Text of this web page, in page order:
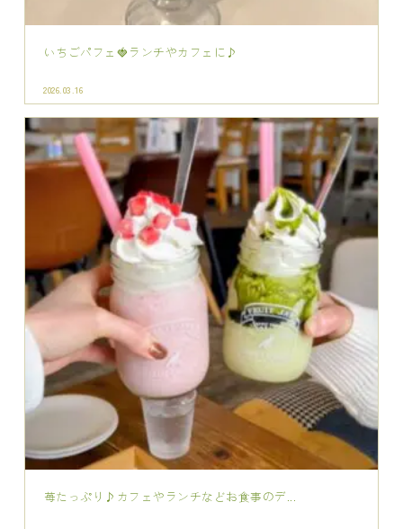
苺たっぷり♪カフェやランチなどお食事のデ...
2026.03.03